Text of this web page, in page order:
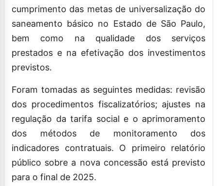
cumprimento das metas de universalização do
saneamento básico no Estado de São Paulo,
bem como na qualidade dos serviços
prestados e na efetivação dos investimentos
previstos.
Foram tomadas as seguintes medidas: revisão
dos procedimentos fiscalizatórios; ajustes na
regulação da tarifa social e o aprimoramento
dos métodos de monitoramento dos
indicadores contratuais. O primeiro relatório
público sobre a nova concessão está previsto
para o final de 2025.